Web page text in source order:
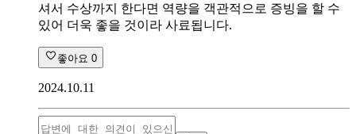
셔서 수상까지 한다면 역량을 객관적으로 증빙을 할 수
있어 더욱 좋을 것이라 사료됩니다.
좋아요 0
2024.10.11